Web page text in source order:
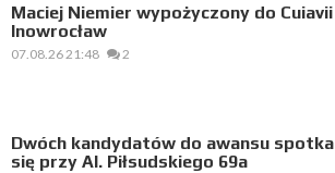
Maciej Niemier wypożyczony do Cuiavii
Inowrocław
07.08.26 21:48 2
Dwóch kandydatów do awansu spotka
się przy Al. Piłsudskiego 69a